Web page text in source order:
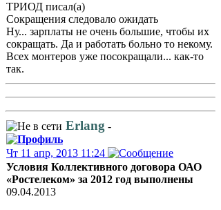
ТРИОД писал(а)
Сокращения следовало ожидать
Ну... зарплаты не очень большие, чтобы их
сокращать. Да и работать больно то некому.
Всех монтеров уже посокращали... как-то
так.
Erlang -
Чт 11 апр, 2013 11:24
Условия Коллективного договора ОАО
«Ростелеком» за 2012 год выполнены
09.04.2013